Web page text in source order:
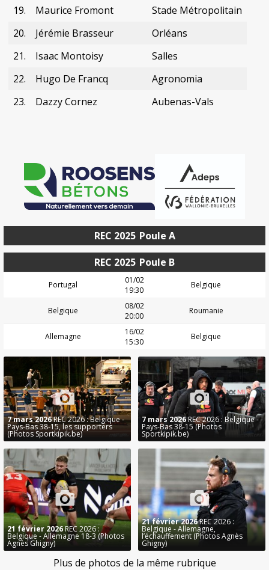
19. Maurice Fromont
Stade Métropolitain
20.
Jérémie Brasseur
Orléans
21.
Isaac Montoisy
Salles
22.
Hugo De Francq
Agronomia
23.
Dazzy Cornez Aubenas-Vals
REC 2025 Poule A
REC 2025 Poule B
Portugal
01/02
19:30
Belgique
Belgique
08/02
20:00
Roumanie
Allemagne
16/02
15:30
Belgique
7 mars 2026REC 2026 : Belgique -
Pays-Bas 38-15, les supporters
(Photos Sportkipik.be)
7 mars 2026REC 2026 : Belgique -
Pays-Bas 38-15 (Photos
Sportkipik.be)
21 février 2026REC 2026 :
Belgique - Allemagne 18-3 (Photos
Agnès Ghigny)
21 février 2026REC 2026 :
Belgique - Allemagne,
l’échauffement (Photos Agnès
Ghigny)
Plus de photos de la même rubrique